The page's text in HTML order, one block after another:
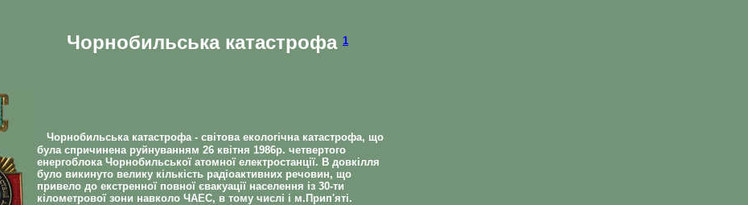
Чорнобильська катастрофа 1
Чорнобильська катастрофа - світова екологічна катастрофа, що
була спричинена руйнуванням 26 квітня 1986р. четвертого
енергоблока Чорнобильської атомної електростанції. В довкілля
було викинуто велику кількість радіоактивних речовин, що
привело до екстренної повної євакуації населення із 30-ти
кілометрової зони навколо ЧАЕС, в тому числі і м.Прип'яті.